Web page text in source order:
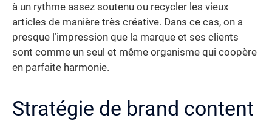
à un rythme assez soutenu ou recycler les vieux
articles de manière très créative. Dans ce cas, on a
presque l’impression que la marque et ses clients
sont comme un seul et même organisme qui coopère
en parfaite harmonie.
Stratégie de brand content